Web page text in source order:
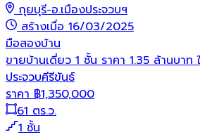
กุยบุรี-อ.เมืองประจวบฯ
สร้างเมื่อ 16/03/2025
มือสองบ้าน
ขายบ้านเดี่ยว 1 ชั้น ราคา 1.35 ล้านบาท
ประจวบคีรีขันธ์
ราคา ฿1,350,000
61 ตร.ว.
1 ชั้น